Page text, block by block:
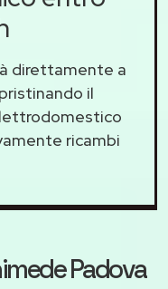
direttamente a
il
ricambi
Padova